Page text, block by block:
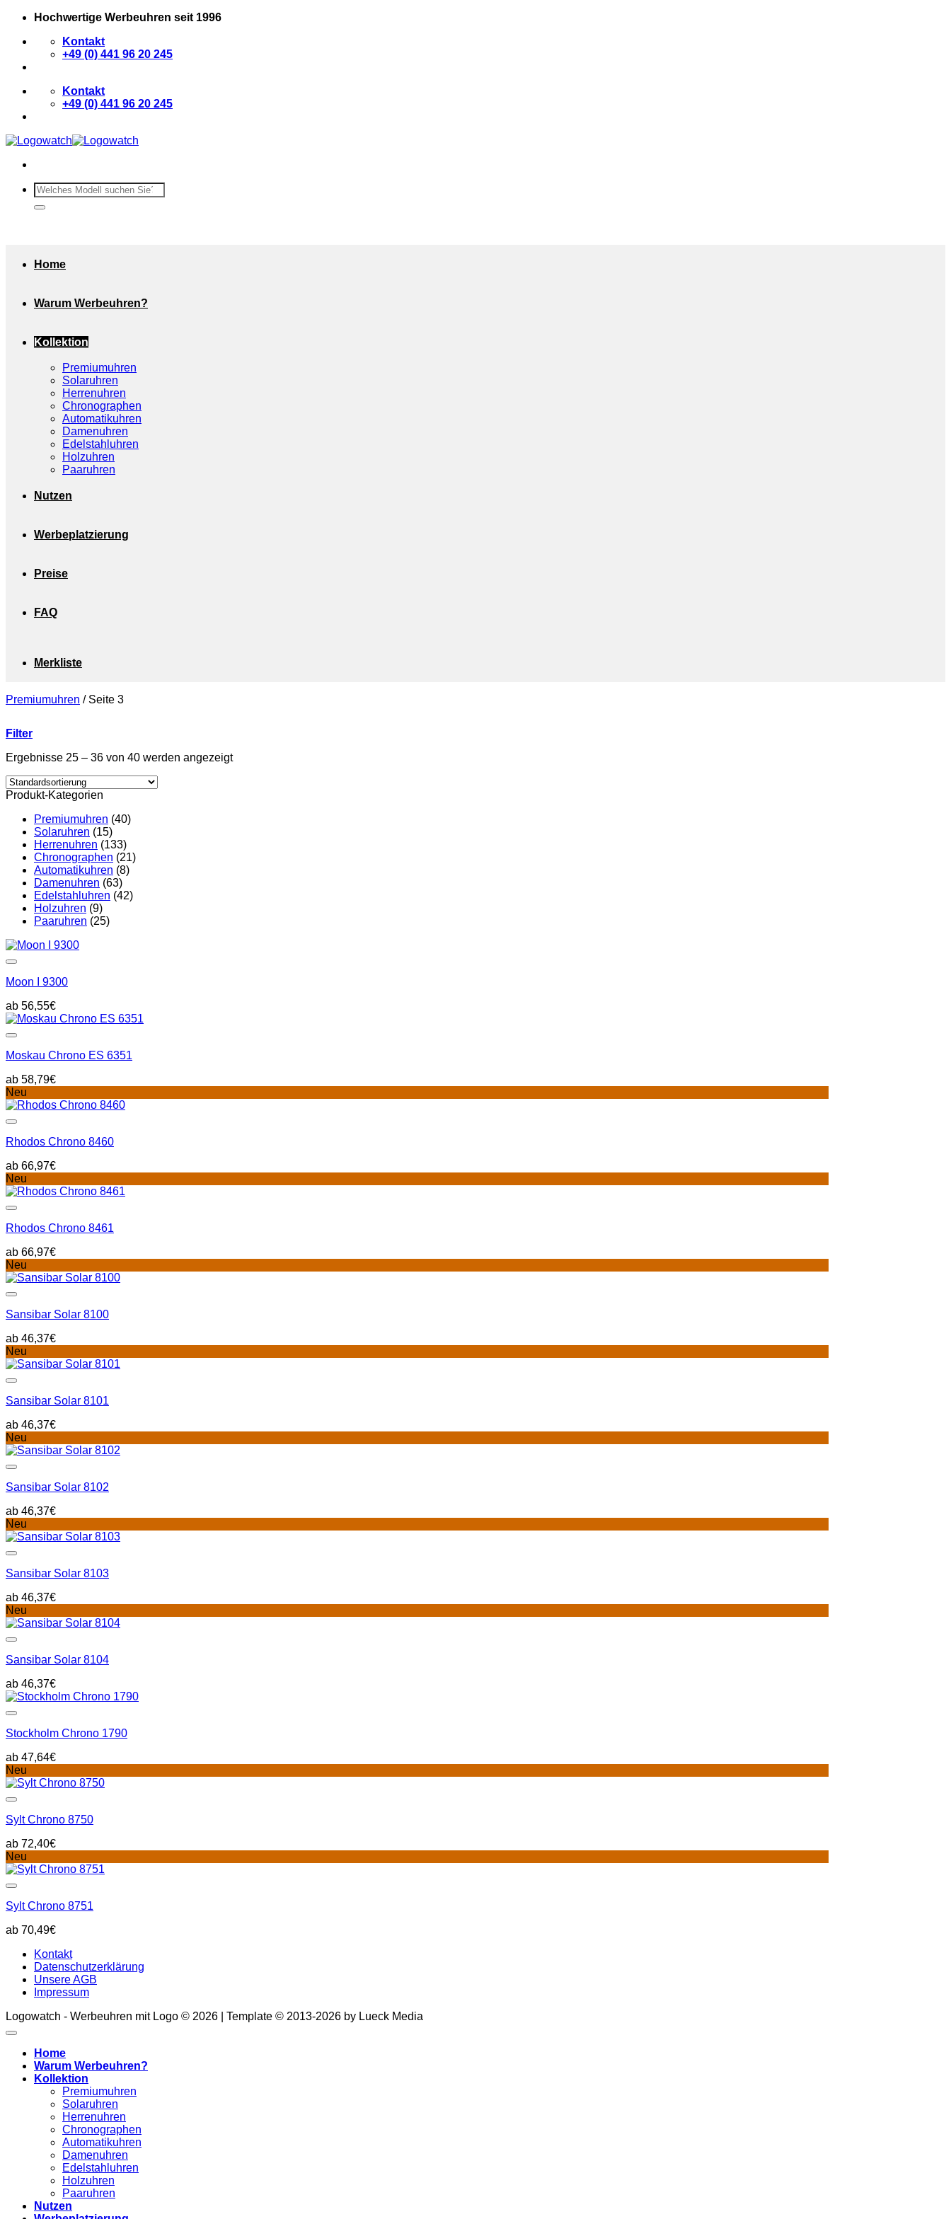
Zum
springen
Hochwertige Werbeuhren seit 1996
Kontakt
+49 (0) 441 96 20 245
Kontakt
+49 (0) 441 96 20 245
Suchen
nach:
Home
Warum Werbeuhren?
Kollektion
Premiumuhren
Solaruhren
Herrenuhren
Chronographen
Automatikuhren
Damenuhren
Edelstahluhren
Holzuhren
Paaruhren
Nutzen
Werbeplatzierung
Preise
FAQ
Merkliste
Premiumuhren /Seite 3
Filter
Ergebnisse 25 – 36 von 40 werden angezeigt
Produkt-Kategorien
Premiumuhren (40)
Solaruhren (15)
Herrenuhren (133)
Chronographen (21)
Automatikuhren (8)
Damenuhren (63)
Edelstahluhren (42)
Holzuhren (9)
Paaruhren (25)
Moon I 9300
56,55€
Moskau Chrono ES 6351
58,79€
Neu
Rhodos Chrono 8460
66,97€
Neu
Rhodos Chrono 8461
66,97€
Neu
Sansibar Solar 8100
46,37€
Neu
Sansibar Solar 8101
46,37€
Neu
Sansibar Solar 8102
46,37€
Neu
Sansibar Solar 8103
46,37€
Neu
Sansibar Solar 8104
46,37€
Stockholm Chrono 1790
47,64€
Neu
Sylt Chrono 8750
72,40€
Neu
Sylt Chrono 8751
70,49€
Kontakt
Datenschutzerklärung
Unsere AGB
Impressum
Logowatch - Werbeuhren mit Logo © 2026 | Template © 2013-2026 by Lueck Media
Home
Warum Werbeuhren?
Kollektion
Premiumuhren
Solaruhren
Herrenuhren
Chronographen
Automatikuhren
Damenuhren
Edelstahluhren
Holzuhren
Paaruhren
Nutzen